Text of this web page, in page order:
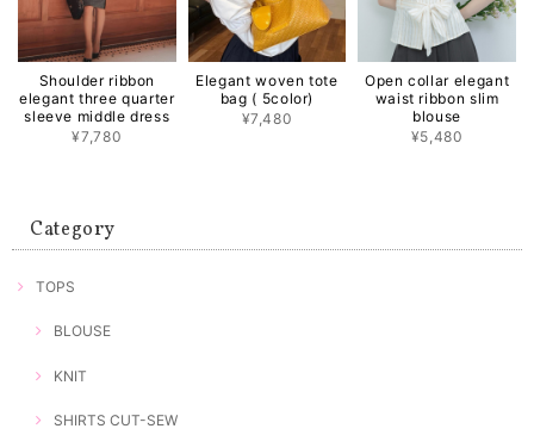
Shoulder ribbon
elegant three quarter
sleeve middle dress
¥7,780
Elegant woven tote
bag ( 5color)
¥7,480
Open collar elegant
waist ribbon slim
blouse
¥5,480
Category
TOPS
BLOUSE
KNIT
SHIRTS CUT-SEW